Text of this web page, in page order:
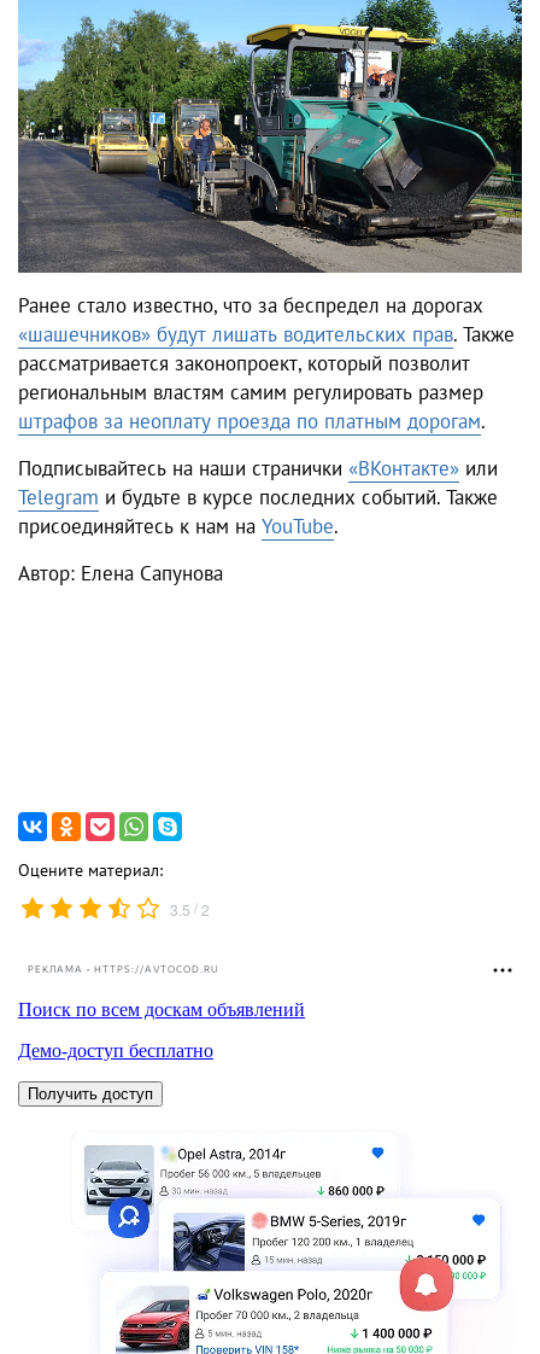
Ранее стало известно, что за беспредел на дорогах
«шашечников» будут лишать водительских прав. Также
рассматривается законопроект, который позволит
региональным властям самим регулировать размер
штрафов за неоплату проезда по платным дорогам.
Подписывайтесь на наши странички «ВКонтакте» или
Telegram и будьте в курсе последних событий. Также
присоединяйтесь к нам на YouTube.
Автор: Елена Сапунова
Оцените материал:
3.5 /2
РЕКЛАМА • HTTPS://AVTOCOD.RU